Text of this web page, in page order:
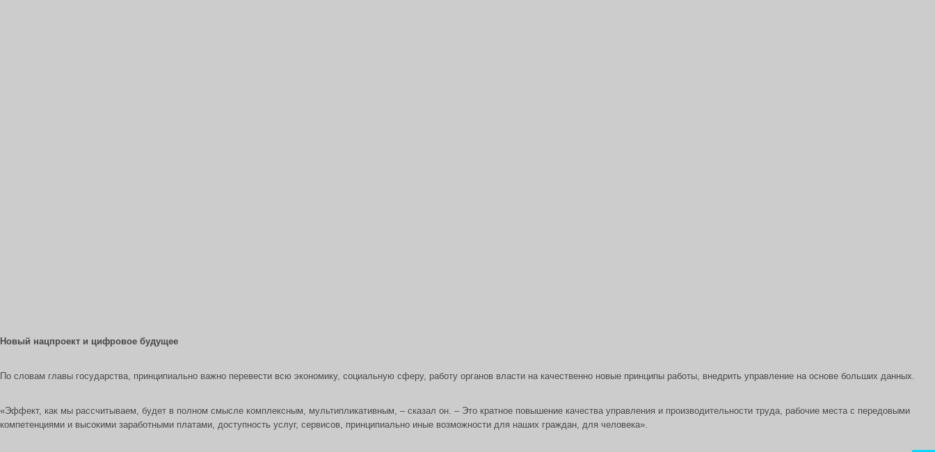
Новый нацпроект и цифровое будущее
По словам главы государства, принципиально важно перевести всю экономику, социальную сферу, работу органов власти на качественно новые принципы работы, внедрить управление на основе больших данных.
«Эффект, как мы рассчитываем, будет в полном смысле комплексным, мультипликативным, – сказал он. – Это кратное повышение качества управления и производительности труда, рабочие места с передовыми
компетенциями и высокими заработными платами, доступность услуг, сервисов, принципиально иные возможности для наших граждан, для человека».